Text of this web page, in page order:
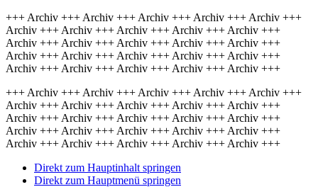
+++ Archiv +++ Archiv +++ Archiv +++ Archiv +++ Archiv +++
Archiv +++ Archiv +++ Archiv +++ Archiv +++ Archiv +++
Archiv +++ Archiv +++ Archiv +++ Archiv +++ Archiv +++
Archiv +++ Archiv +++ Archiv +++ Archiv +++ Archiv +++
Archiv +++ Archiv +++ Archiv +++ Archiv +++ Archiv +++
+++ Archiv +++ Archiv +++ Archiv +++ Archiv +++ Archiv +++
Archiv +++ Archiv +++ Archiv +++ Archiv +++ Archiv +++
Archiv +++ Archiv +++ Archiv +++ Archiv +++ Archiv +++
Archiv +++ Archiv +++ Archiv +++ Archiv +++ Archiv +++
Archiv +++ Archiv +++ Archiv +++ Archiv +++ Archiv +++
Direkt zum Hauptinhalt springen
Direkt zum Hauptmenü springen